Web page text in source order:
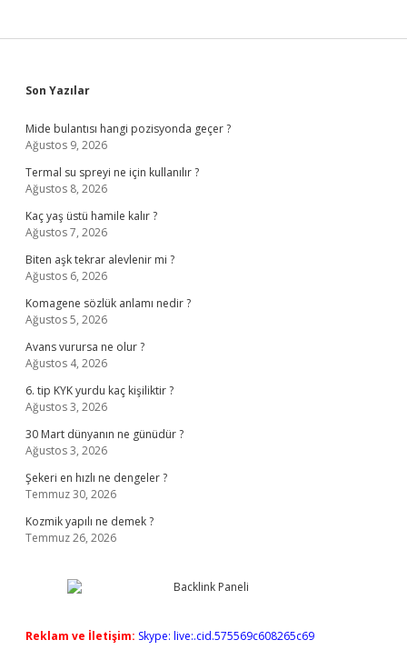
Sidebar
Son Yazılar
Mide bulantısı hangi pozisyonda geçer ?
Ağustos 9, 2026
Termal su spreyi ne için kullanılır ?
Ağustos 8, 2026
Kaç yaş üstü hamile kalır ?
Ağustos 7, 2026
Biten aşk tekrar alevlenir mi ?
Ağustos 6, 2026
Komagene sözlük anlamı nedir ?
Ağustos 5, 2026
Avans vurursa ne olur ?
Ağustos 4, 2026
6. tip KYK yurdu kaç kişiliktir ?
Ağustos 3, 2026
30 Mart dünyanın ne günüdür ?
Ağustos 3, 2026
Şekeri en hızlı ne dengeler ?
Temmuz 30, 2026
Kozmik yapılı ne demek ?
Temmuz 26, 2026
Reklam ve İletişim: Skype: live:.cid.575569c608265c69